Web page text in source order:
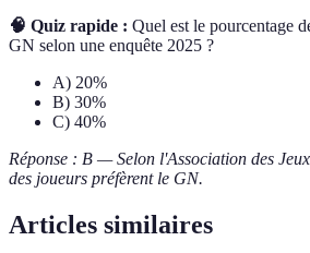
🧠 Quiz rapide : Quel est le pourcentage
GN selon une enquête 2025 ?
A) 20%
B) 30%
C) 40%
Réponse : B — Selon l'Association des
des joueurs préfèrent le GN.
Articles similaires